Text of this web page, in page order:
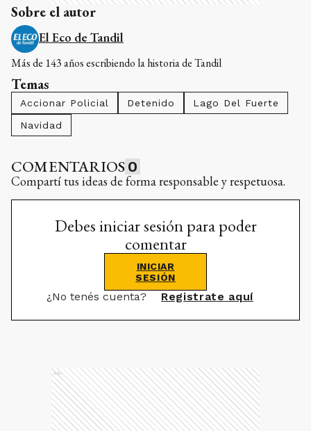
Sobre el autor
El Eco de Tandil
Más de 143 años escribiendo la historia de Tandil
Temas
Accionar Policial Detenido
Lago Del Fuerte
Navidad
COMENTARIOS 0
Compartí tus ideas de forma responsable y respetuosa.
Debes iniciar sesión para poder
comentar
INICIAR
SESIÓN
¿No tenés cuenta? Registrate aquí
Ads